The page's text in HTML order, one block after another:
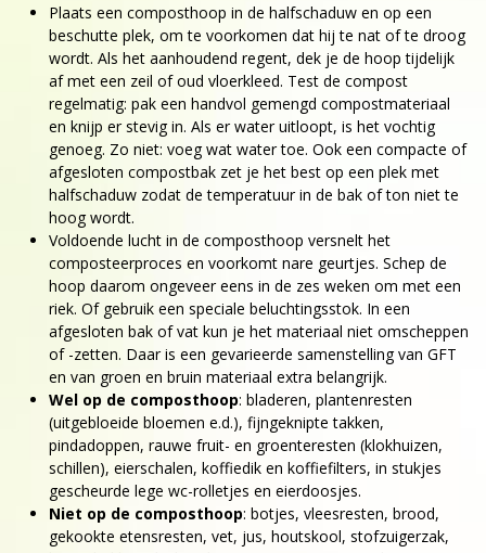
Plaats een composthoop in de halfschaduw en op een
beschutte plek, om te voorkomen dat hij te nat of te droog
wordt. Als het aanhoudend regent, dek je de hoop tijdelijk
af met een zeil of oud vloerkleed. Test de compost
regelmatig: pak een handvol gemengd compostmateriaal
en knijp er stevig in. Als er water uitloopt, is het vochtig
genoeg. Zo niet: voeg wat water toe. Ook een compacte of
afgesloten compostbak zet je het best op een plek met
halfschaduw zodat de temperatuur in de bak of ton niet te
hoog wordt.
Voldoende lucht in de composthoop versnelt het
composteerproces en voorkomt nare geurtjes. Schep de
hoop daarom ongeveer eens in de zes weken om met een
riek. Of gebruik een speciale beluchtingsstok. In een
afgesloten bak of vat kun je het materiaal niet omscheppen
of -zetten. Daar is een gevarieerde samenstelling van GFT
en van groen en bruin materiaal extra belangrijk.
Wel op de composthoop: bladeren, plantenresten
(uitgebloeide bloemen e.d.), fijngeknipte takken,
pindadoppen, rauwe fruit- en groenteresten (klokhuizen,
schillen), eierschalen, koffiedik en koffiefilters, in stukjes
gescheurde lege wc-rolletjes en eierdoosjes.
Niet op de composthoop: botjes, vleesresten, brood,
gekookte etensresten, vet, jus, houtskool, stofzuigerzak,